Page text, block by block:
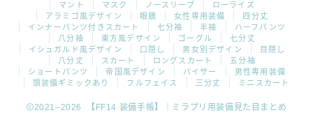
マント
マスク ノースリーブ
ローライズ
アラミゴ風デザイン
眼鏡 女性専用装備
四分丈
インナーパンツ付きスカート
七分袖 半袖
ハーフパンツ
八分袖
東方風デザイン ゴーグル
七分丈
イシュガルド風デザイン
口隠し 男女別デザイン
目隠し
八分丈
スカート ロングスカート
五分袖
ショートパンツ
帝国風デザイン バイザー
男性専用装備
頭装備ギミックあり
フルフェイス 三分丈 ミニスカート
2021–2026 【FF14 装備手帳】｜ミラプリ用装備見た目まとめ